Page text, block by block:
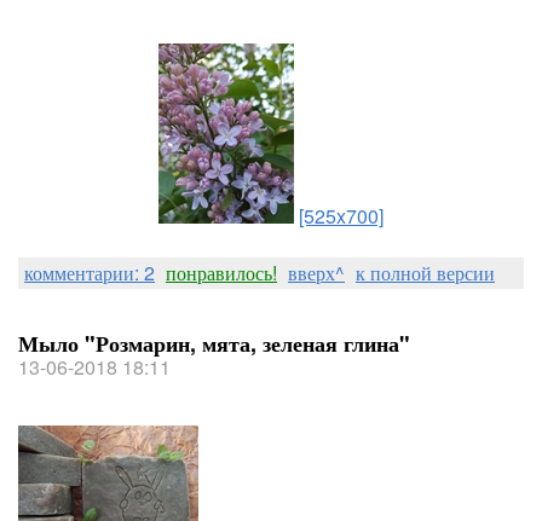
[525x700]
комментарии: 2 понравилось! вверх^ к полной версии
Мыло "Розмарин, мята, зеленая глина"
13-06-2018 18:11